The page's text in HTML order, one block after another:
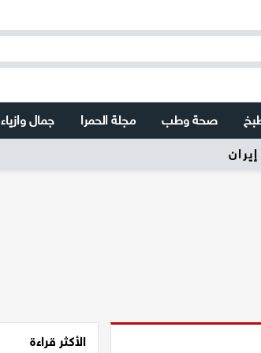
صحة وطب مجلة الحمرا جمال وازياء
الأكثر قراءة